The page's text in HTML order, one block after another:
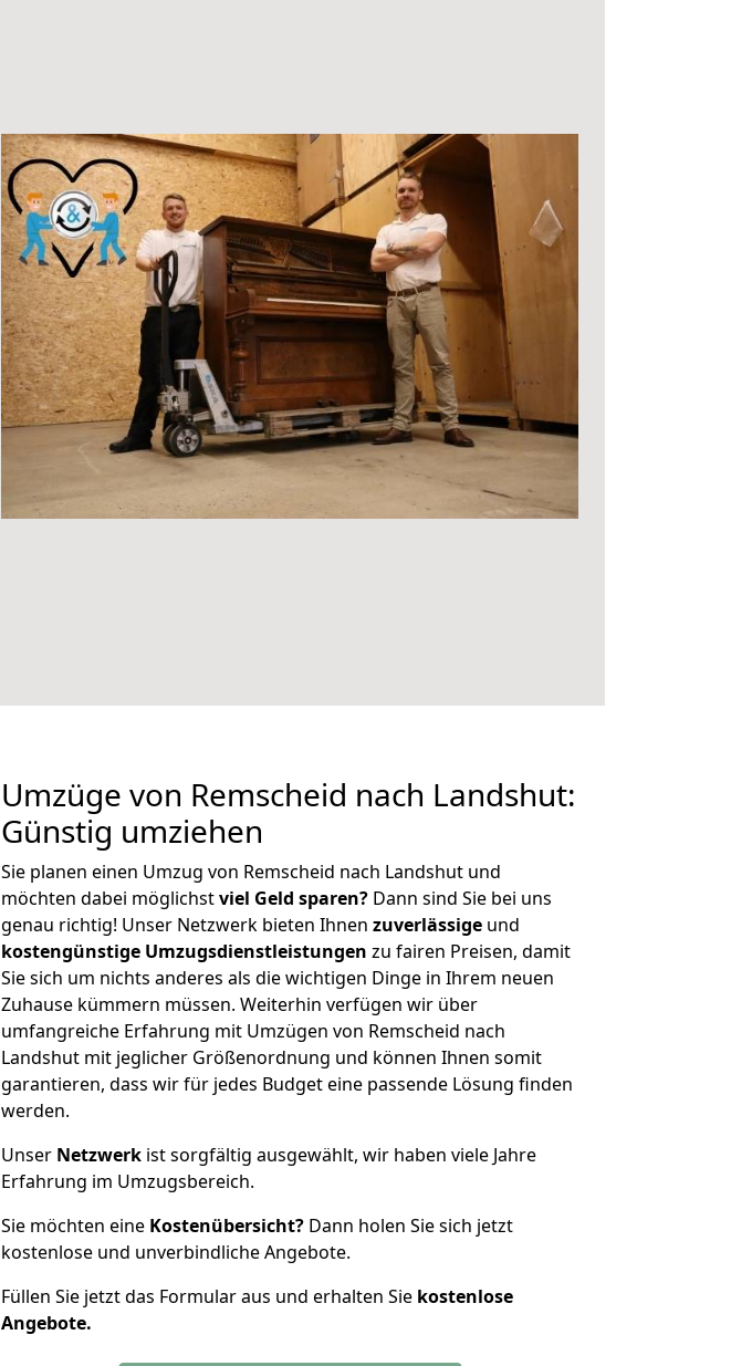
Umzüge von Remscheid nach Landshut:
Günstig umziehen
Sie planen einen Umzug von Remscheid nach Landshut und
möchten dabei möglichstviel Geld sparen? Dann sind Sie bei uns
genau richtig! Unser Netzwerk bieten Ihnen zuverlässige und
kostengünstige Umzugsdienstleistungen zu fairen Preisen, damit
Sie sich um nichts anderes als die wichtigen Dinge in Ihrem neuen
Zuhause kümmern müssen. Weiterhin verfügen wir über
umfangreiche Erfahrung mit Umzügen von Remscheid nach
Landshut mit jeglicher Größenordnung und können Ihnen somit
garantieren, dass wir für jedes Budget eine passende Lösung finden
werden.
Unser Netzwerk ist sorgfältig ausgewählt, wir haben viele Jahre
Erfahrung im Umzugsbereich.
Sie möchten eine Kostenübersicht? Dann holen Sie sich jetzt
kostenlose und unverbindliche Angebote.
Füllen Sie jetzt das Formular aus und erhalten Sie kostenlose
Angebote.